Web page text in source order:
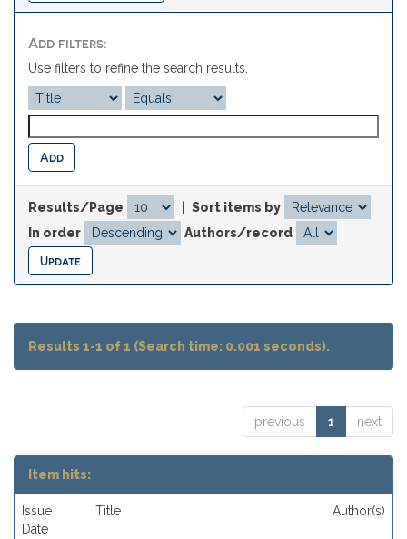
Add filters:
Use filters to refine the search results.
Results/Page
Sort items by
In order
Authors/record
Results 1-1 of 1 (Search time: 0.001 seconds).
previous 1 next
Item hits:
Issue
Date
Title Author(s)